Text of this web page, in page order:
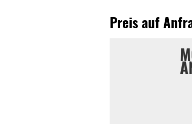
Preis auf